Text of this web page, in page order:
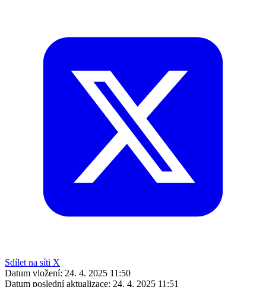
Sdílet na síti X
Datum vložení: 24. 4. 2025 11:50
Datum poslední aktualizace: 24. 4. 2025 11:51